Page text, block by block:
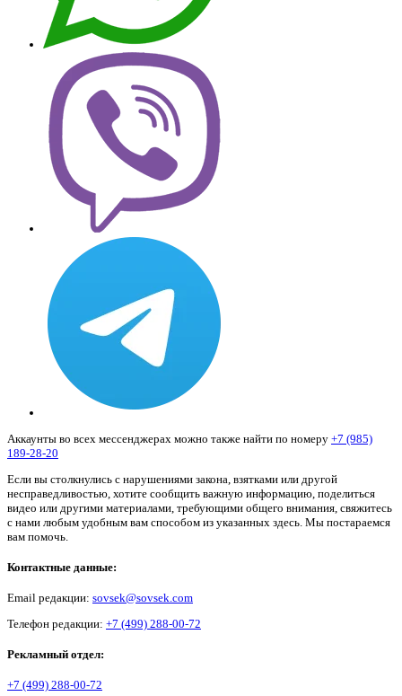
Аккаунты во всех мессенджерах можно также найти по номеру +7 (985)
189-28-20
Если вы столкнулись с нарушениями закона, взятками или другой
несправедливостью, хотите сообщить важную информацию, поделиться
видео или другими материалами, требующими общего внимания, свяжитесь
с нами любым удобным вам способом из указанных здесь. Мы постараемся
вам помочь.
Контактные данные:
Email редакции: sovsek@sovsek.com
Телефон редакции: +7 (499) 288-00-72
Рекламный отдел:
+7 (499) 288-00-72